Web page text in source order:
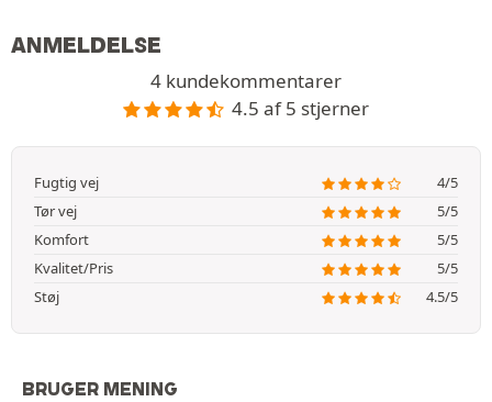
ANMELDELSE
4 kundekommentarer
4.5 af 5 stjerner
Fugtig vej
4/5
Tør vej
5/5
Komfort
5/5
Kvalitet/Pris
5/5
Støj
4.5/5
BRUGER MENING